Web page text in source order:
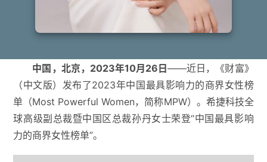
中国，北京，2023年10月26日——近日，《财富》
（中文版）发布了2023年中国最具影响力的商界女性榜
单（Most Powerful Women，简称MPW）。希捷科技全
球高级副总裁暨中国区总裁孙丹女士荣登“中国最具影响
力的商界女性榜单”。